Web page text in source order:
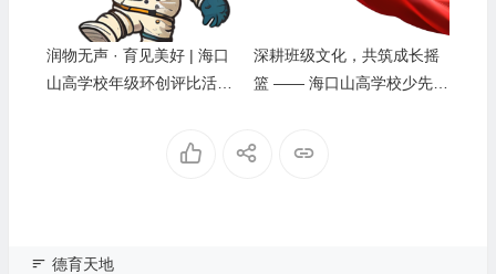
润物无声 · 育见美好 | 海口
山高学校年级环创评比活动
深耕班级文化，共筑成长摇
篮 —— 海口山高学校少先大
德育天地